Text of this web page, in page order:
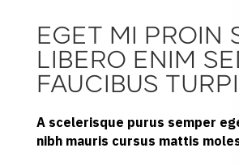
EGET MI PROIN
LIBERO ENIM
FAUCIBUS
A scelerisque purus semper
nibh mauris cursus mattis